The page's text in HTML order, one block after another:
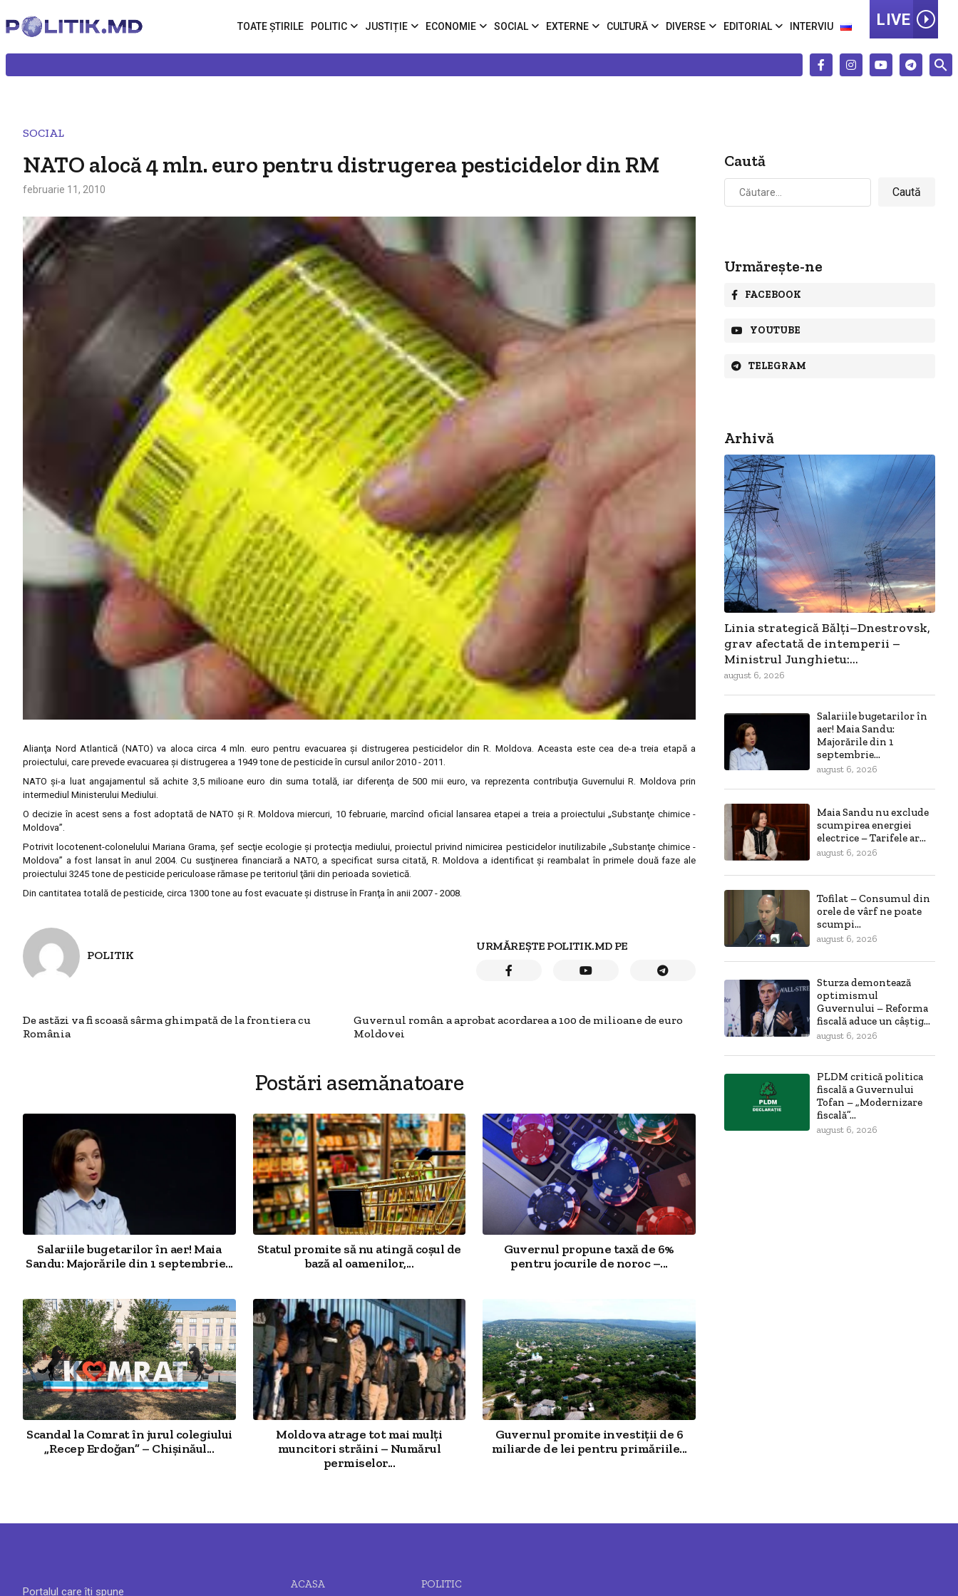
TOATE ȘTIRILE POLITIC JUSTIȚIE ECONOMIE SOCIAL EXTERNE CULTURĂ DIVERSE EDITORIAL INTERVIU LIVE
SOCIAL
NATO alocă 4 mln. euro pentru distrugerea pesticidelor din RM
februarie 11, 2010
Alianţa Nord Atlantică (NATO) va aloca circa 4 mln. euro pentru evacuarea şi distrugerea pesticidelor din R. Moldova. Aceasta este cea de-a treia etapă a
proiectului, care prevede evacuarea şi distrugerea a 1949 tone de pesticide în cursul anilor 2010 - 2011.
NATO şi-a luat angajamentul să achite 3,5 milioane euro din suma totală, iar diferenţa de 500 mii euro, va reprezenta contribuţia Guvernului R. Moldova prin
intermediul Ministerului Mediului.
O decizie în acest sens a fost adoptată de NATO şi R. Moldova miercuri, 10 februarie, marcînd oficial lansarea etapei a treia a proiectului „Substanţe chimice -
Moldova”.
Potrivit locotenent-colonelului Mariana Grama, şef secţie ecologie şi protecţia mediului, proiectul privind nimicirea pesticidelor inutilizabile „Substanţe chimice -
Moldova” a fost lansat în anul 2004. Cu susţinerea financiară a NATO, a specificat sursa citată, R. Moldova a identificat şi reambalat în primele două faze ale
proiectului 3245 tone de pesticide periculoase rămase pe teritoriul ţării din perioada sovietică.
Din cantitatea totală de pesticide, circa 1300 tone au fost evacuate şi distruse în Franţa în anii 2007 - 2008.
POLITIK
URMĂREȘTE POLITIK.MD PE
De astăzi va fi scoasă sârma ghimpată de la frontiera cu
România
Guvernul român a aprobat acordarea a 100 de milioane de euro
Moldovei
Postări asemănatoare
Salariile bugetarilor în aer! Maia
Sandu: Majorările din 1 septembrie...
Statul promite să nu atingă coșul de
bază al oamenilor,...
Guvernul propune taxă de 6%
pentru jocurile de noroc –...
Scandal la Comrat în jurul colegiului
„Recep Erdoğan” – Chișinăul...
Moldova atrage tot mai mulți
muncitori străini – Numărul
permiselor...
Guvernul promite investiții de 6
miliarde de lei pentru primăriile...
Caută
Caută
după:
Urmărește-ne
FACEBOOK
YOUTUBE
TELEGRAM
Arhivă
Linia strategică Bălți–Dnestrovsk,
grav afectată de intemperii –
Ministrul Junghietu:...
august 6, 2026
Salariile bugetarilor în
aer! Maia Sandu:
Majorările din 1
septembrie...
august 6, 2026
Maia Sandu nu exclude
scumpirea energiei
electrice – Tarifele ar...
august 6, 2026
Tofilat – Consumul din
orele de vârf ne poate
scumpi...
august 6, 2026
Sturza demontează
optimismul
Guvernului – Reforma
fiscală aduce un câștig...
august 6, 2026
PLDM critică politica
fiscală a Guvernului
Tofan – „Modernizare
fiscală”...
august 6, 2026
Portalul care îți spune
ACASA POLITIC